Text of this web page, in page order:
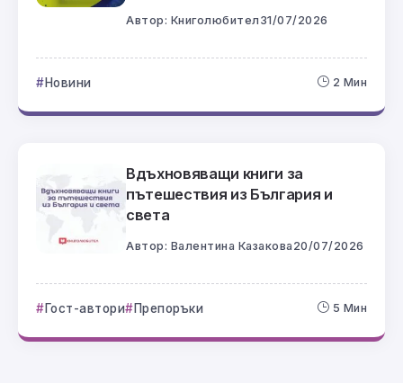
Автор: Книголюбител 31/07/2026
Новини 2 Мин
Вдъхновяващи книги за
пътешествия из България и
света
Автор: Валентина Казакова 20/07/2026
Гост-автори Препоръки 5 Мин